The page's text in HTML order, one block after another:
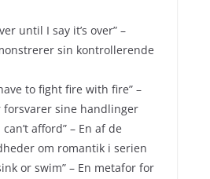
until I say it’s over” –
sin kontrollerende
to fight fire with fire” –
forsvarer sine handlinger
afford” – En af de
om romantik i serien
or swim” – En metafor for